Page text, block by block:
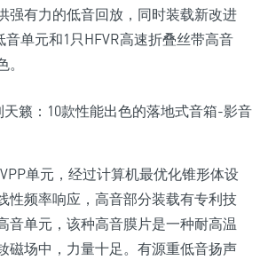
强有力的低音回放，同时装载新改进
音单元和1只HFVR高速折叠丝带高音
单元，经过计算机最优化锥形体设
性频率响应，高音部分装载有专利技
音单元，该种高音膜片是一种耐高温
磁场中，力量十足。有源重低音扬声